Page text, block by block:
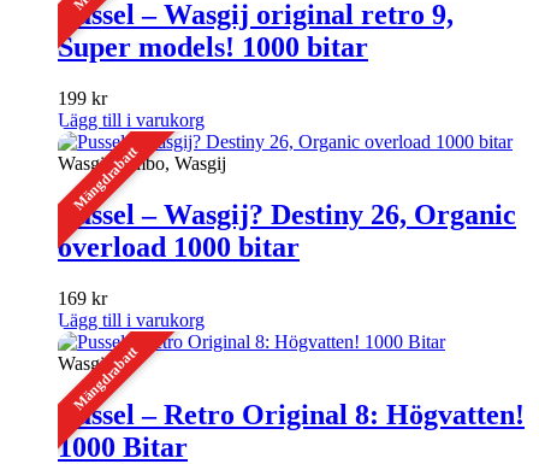
Pussel – Wasgij original retro 9,
Super models! 1000 bitar
199 kr
Lägg till i varukorg
Mängdrabatt
Wasgij/Jumbo, Wasgij
Pussel – Wasgij? Destiny 26, Organic
overload 1000 bitar
169 kr
Lägg till i varukorg
Mängdrabatt
Wasgij
Pussel – Retro Original 8: Högvatten!
1000 Bitar